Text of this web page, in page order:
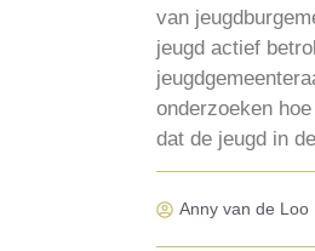
van
jeugd actief
onderzoeken
dat de jeugd in
Anny van de Loo